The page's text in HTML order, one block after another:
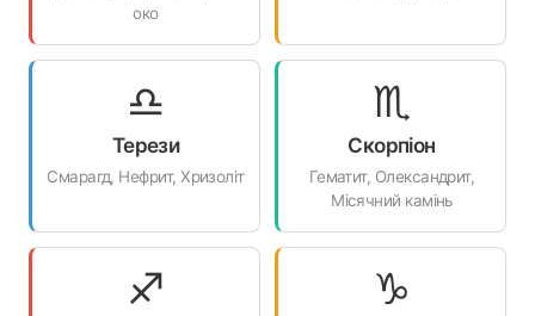
око
♎
Терези
Смарагд, Нефрит, Хризоліт
♏
Скорпіон
Гематит, Олександрит,
Місячний камінь
♐ ♑